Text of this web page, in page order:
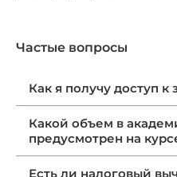
Частые вопросы
Как я получу доступ к
Какой объем в
предусмотрен на
Есть ли налоговый